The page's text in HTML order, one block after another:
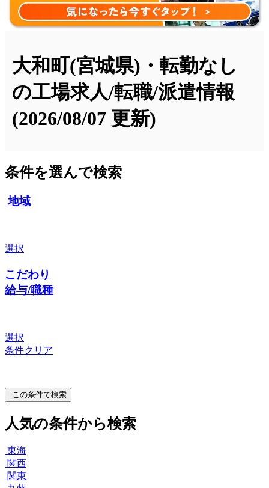
大和町(宮城県)・転勤なし
の工場求人/転職/派遣情報
(2026/08/07 更新)
条件を選んで検索
地域
選択
こだわり
給与/職種
選択
条件クリア
この条件で検索
人気の条件から検索
東海
関西
関東